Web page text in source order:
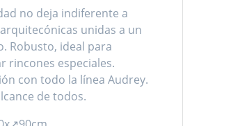
no deja indiferente a
unidas a un
Robusto, ideal para
rincones especiales.
con todo la línea Audrey.
de todos.